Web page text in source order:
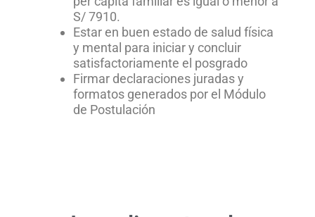
S/ 7910.
Estar en buen estado de salud física
y mental para iniciar y concluir
satisfactoriamente el posgrado
Firmar declaraciones juradas y
formatos generados por el Módulo
de Postulación